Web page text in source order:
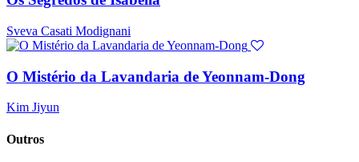
Sveva Casati Modignani
O Mistério da Lavandaria de Yeonnam-Dong
Kim Jiyun
Outros